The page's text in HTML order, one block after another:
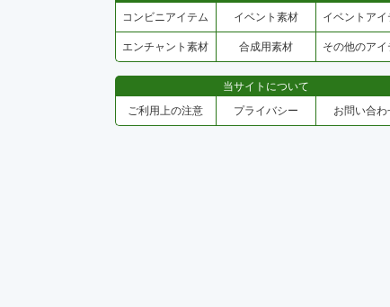
コンビニアイテム
イベント素材 イベントアイ
エンチャント素材 合成用素材 その他のアイ
当サイトについて
ご利用上の注意
プライバシー お問い合わ